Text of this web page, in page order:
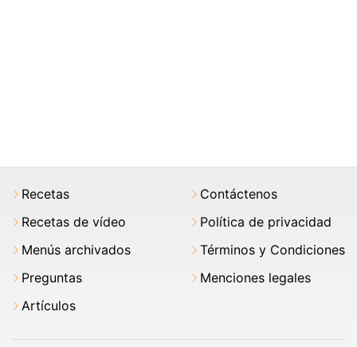
Recetas
Recetas de vídeo
Menús archivados
Preguntas
Artículos
Contáctenos
Política de privacidad
Términos y Condiciones
Menciones legales